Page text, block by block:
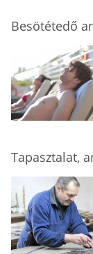
Besötétedő
Tapasztalat,